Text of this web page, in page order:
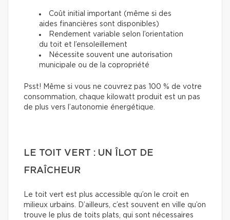
Coût initial important (même si des
aides financières sont disponibles)
Rendement variable selon l’orientation
du toit et l’ensoleillement
Nécessite souvent une autorisation
municipale ou de la copropriété
Psst! Même si vous ne couvrez pas 100 % de votre
consommation, chaque kilowatt produit est un pas
de plus vers l’autonomie énergétique.
LE TOIT VERT : UN ÎLOT DE
FRAÎCHEUR
Le toit vert est plus accessible qu’on le croit en
milieux urbains. D’ailleurs, c’est souvent en ville qu’on
trouve le plus de toits plats, qui sont nécessaires